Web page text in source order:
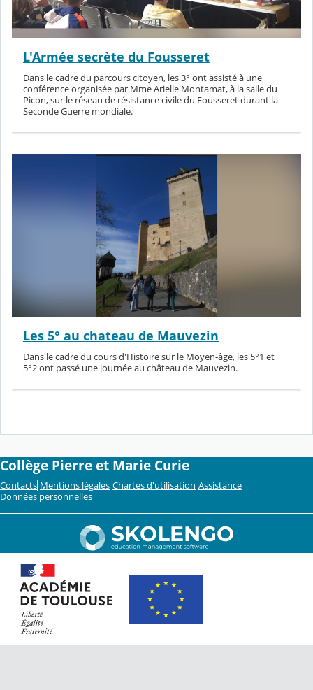
L'Armée secrète du Fousseret
Dans le cadre du parcours citoyen, les 3° ont assisté à une
conférence organisée par Mme Arielle Montamat, à la salle du
Picon, sur le réseau de résistance civile du Fousseret durant la
Seconde Guerre mondiale.
Les 5° au chateau de Mauvezin
Dans le cadre du cours d'Histoire sur le Moyen-âge, les 5°1 et
5°2 ont passé une journée au château de Mauvezin.
Collège Pierre et Marie Curie
Contacts Mentions légales Chartes d'utilisation Assistance
Données personnelles